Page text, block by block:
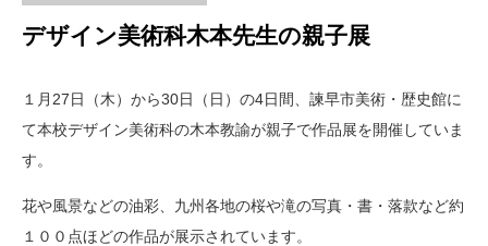
デザイン美術科木本先生の親子展
１月27日（木）から30日（日）の4日間、諫早市美術・歴史館に
て本校デザイン美術科の木本教諭が親子で作品展を開催していま
す。
花や風景などの油彩、九州各地の桜や滝の写真・書・落款など約
１００点ほどの作品が展示されています。